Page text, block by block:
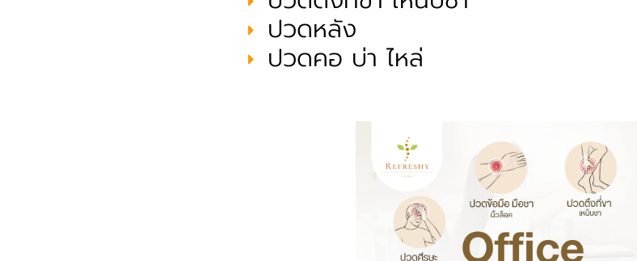
ปวดหลัง
ปวดคอ บ่า ไหล่